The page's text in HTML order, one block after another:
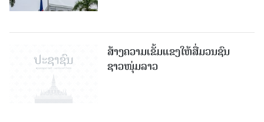
ສ້າງຄວາມເຂັ້ມແຂງໃຫ້ສື່ມວນຊົນ
ຊາວໜຸ່ມລາວ